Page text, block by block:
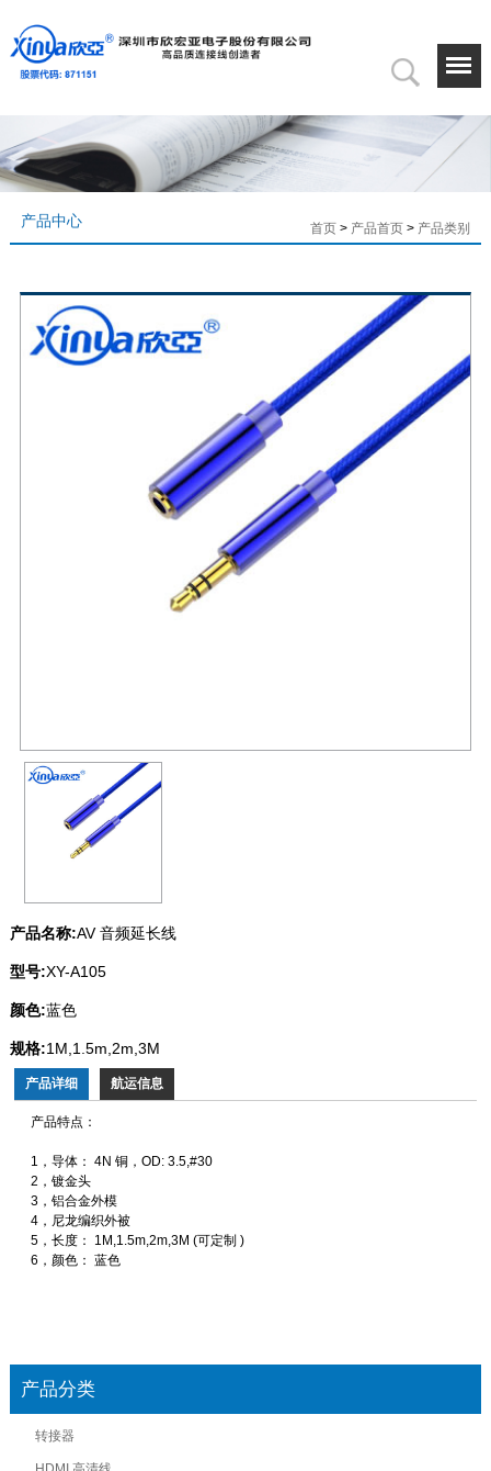
首页 > 产品首页 > 产品类别
产品中心
产品名称:AV 音频延长线
型号:XY-A105
颜色:蓝色
规格:1M,1.5m,2m,3M
产品详细 航运信息
产品特点：
1，导体： 4N 铜，OD: 3.5,#30
2，镀金头
3，铝合金外模
4，尼龙编织外被
5，长度： 1M,1.5m,2m,3M (可定制 )
6，颜色： 蓝色
产品分类
转接器